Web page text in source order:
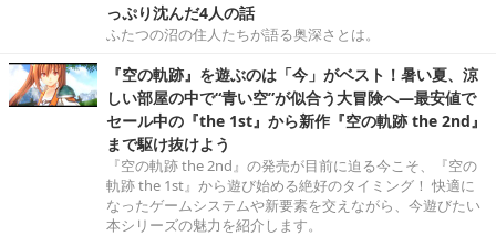
っぷり沈んだ4人の話
ふたつの沼の住人たちが語る奥深さとは。
『空の軌跡』を遊ぶのは「今」がベスト！暑い夏、涼
しい部屋の中で“青い空”が似合う大冒険へ―最安値で
セール中の『the 1st』から新作『空の軌跡 the 2nd』
まで駆け抜けよう
『空の軌跡 the 2nd』の発売が目前に迫る今こそ、『空の
軌跡 the 1st』から遊び始める絶好のタイミング！ 快適に
なったゲームシステムや新要素を交えながら、今遊びたい
本シリーズの魅力を紹介します。